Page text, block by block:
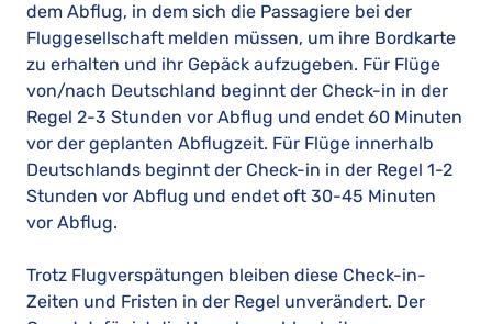
dem Abflug, in dem sich die Passagiere bei der
Fluggesellschaft melden müssen, um ihre Bordkarte
zu erhalten und ihr Gepäck aufzugeben. Für Flüge
von/nach Deutschland beginnt der Check-in in der
Regel 2-3 Stunden vor Abflug und endet 60 Minuten
vor der geplanten Abflugzeit. Für Flüge innerhalb
Deutschlands beginnt der Check-in in der Regel 1-2
Stunden vor Abflug und endet oft 30-45 Minuten
vor Abflug.
Trotz Flugverspätungen bleiben diese Check-in-
Zeiten und Fristen in der Regel unverändert. Der